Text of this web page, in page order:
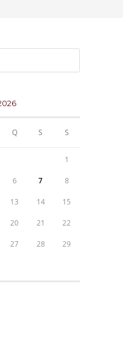
Q S S
1
6 7 8
13 14 15
20 21 22
27 28 29